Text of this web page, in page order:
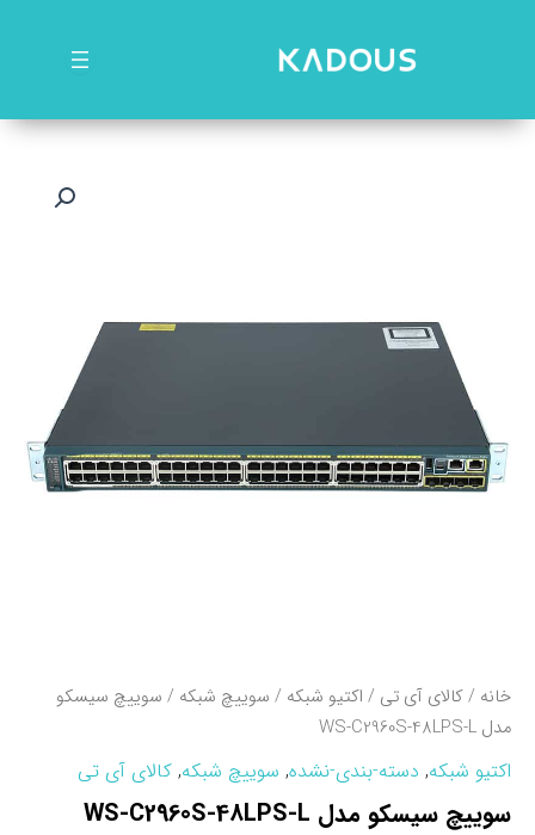
خانه /کالای آی تی / اکتیو شبکه / سوییچ شبکه / سوييچ سيسکو
مدل WS-C2960S-48LPS-L
اکتیو شبکه, دسته-بندی-نشده, سوییچ شبکه, کالای آی تی
سوييچ سيسکو مدل WS-C2960S-48LPS-L